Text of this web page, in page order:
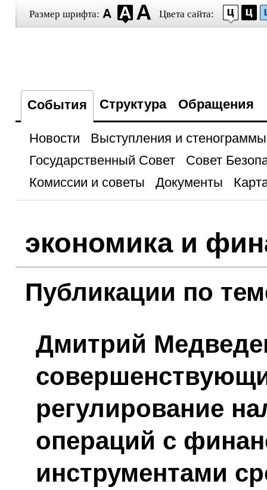
Размер шрифта: Цвета сайта:
События Структура Обращения
Новости
Выступления и стенограммы
Государственный Совет
Совет
Комиссии и советы
Документы
экономика и
Публикации по
Дмитрий
регулирование
операций с
инструментами